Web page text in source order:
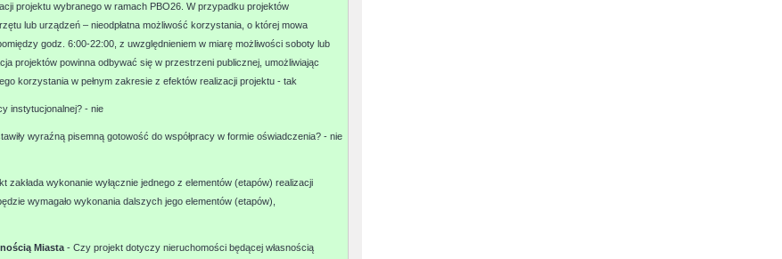
projektu wybranego w ramach PBO26. W przypadku projektów
lub urządzeń – nieodpłatna możliwość korzystania, o której mowa
godz. 6:00-22:00, z uwzględnieniem w miarę możliwości soboty lub
projektów powinna odbywać się w przestrzeni publicznej, umożliwiając
korzystania w pełnym zakresie z efektów realizacji projektu -tak
instytucjonalnej? -nie
wyraźną pisemną gotowość do współpracy w formie oświadczenia? -nie
zakłada wykonanie wyłącznie jednego z elementów (etapów) realizacji
wymagało wykonania dalszych jego elementów (etapów),
Miasta- Czy projekt dotyczy nieruchomości będącej własnością